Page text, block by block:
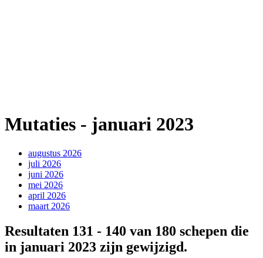
Mutaties - januari 2023
augustus 2026
juli 2026
juni 2026
mei 2026
april 2026
maart 2026
Resultaten 131 - 140 van 180 schepen die
in januari 2023 zijn gewijzigd.